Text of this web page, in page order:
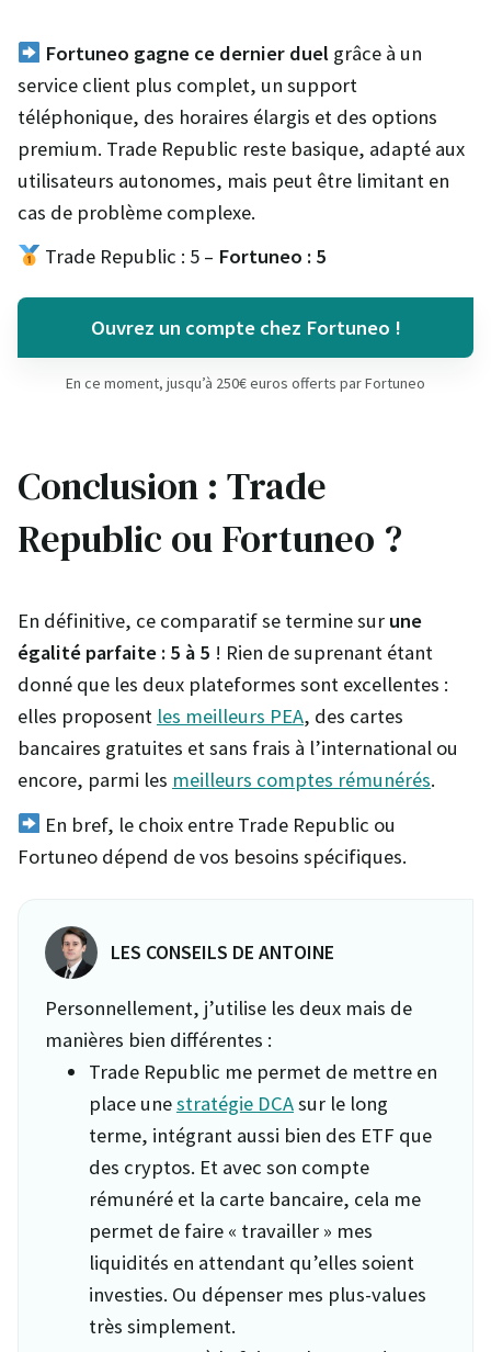
Fortuneo gagne ce dernier duel grâce à un
service client plus complet, un support
téléphonique, des horaires élargis et des options
premium. Trade Republic reste basique, adapté aux
utilisateurs autonomes, mais peut être limitant en
cas de problème complexe.
Trade Republic : 5 – Fortuneo : 5
Ouvrez un compte chez Fortuneo !
En ce moment, jusqu’à 250€ euros offerts par Fortuneo
Conclusion : Trade
Republic ou Fortuneo ?
En définitive, ce comparatif se termine sur une
égalité parfaite : 5 à 5 ! Rien de suprenant étant
donné que les deux plateformes sont excellentes :
elles proposent les meilleurs PEA, des cartes
bancaires gratuites et sans frais à l’international ou
encore, parmi les meilleurs comptes rémunérés.
En bref, le choix entre Trade Republic ou
Fortuneo dépend de vos besoins spécifiques.
LES CONSEILS DE ANTOINE
Personnellement, j’utilise les deux mais de
manières bien différentes :
Trade Republic me permet de mettre en
place unestratégie DCAsur le long
terme, intégrant aussi bien des ETF que
des cryptos. Et avec son compte
rémunéré et la carte bancaire, cela me
permet de faire « travailler » mes
liquidités en attendant qu’elles soient
investies. Ou dépenser mes plus-values
très simplement.